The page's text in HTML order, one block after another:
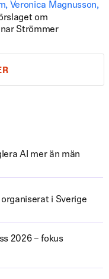
Veronica Magnusson,
om
Strömmer
AI mer än män
i Sverige
2026 – fokus